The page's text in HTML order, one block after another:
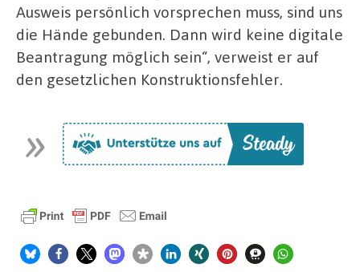
Ausweis persönlich vorsprechen muss, sind uns
die Hände gebunden. Dann wird keine digitale
Beantragung möglich sein“, verweist er auf
den gesetzlichen Konstruktionsfehler.